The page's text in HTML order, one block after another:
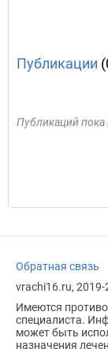
Публикации
Публикаций пока
Обратная связь
vrachi16.ru, 2019-
Имеются
специалиста.
может быть
назначения